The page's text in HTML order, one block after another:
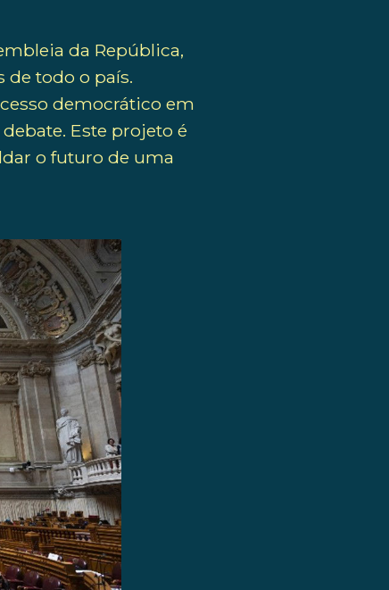
da República,
de todo o país.
democrático em
Este projeto é
o futuro de uma